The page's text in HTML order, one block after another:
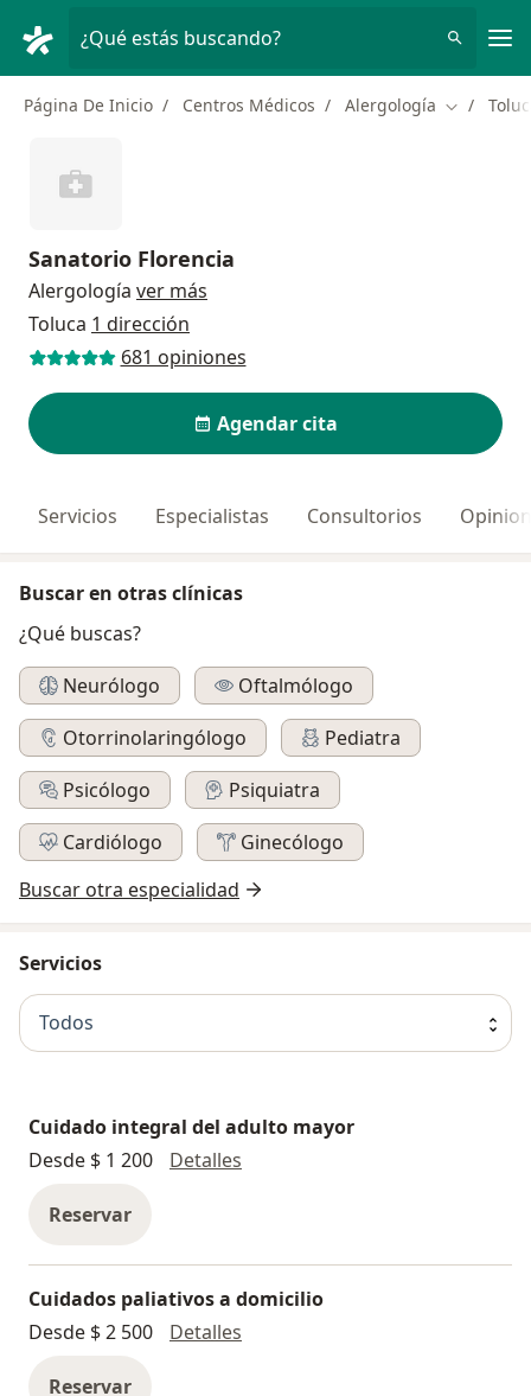
¿Qué estás buscando?
Página De Inicio Centros Médicos Alergología Cambiar
Sanatorio Florencia
Alergología ver más
Toluca 1 dirección
681 opiniones
Agendar cita
Servicios Especialistas Consultorios
Buscar en otras clínicas
¿Qué buscas?
Neurólogo
Oftalmólogo
Otorrinolaringólogo
Pediatra
Psicólogo
Psiquiatra
Cardiólogo
Ginecólogo
Buscar otra especialidad
Servicios
Todos
Cuidado integral del adulto mayor
Desde $ 1 200
Detalles
Reservar
Cuidados paliativos a domicilio
Desde $ 2 500
Detalles
Reservar